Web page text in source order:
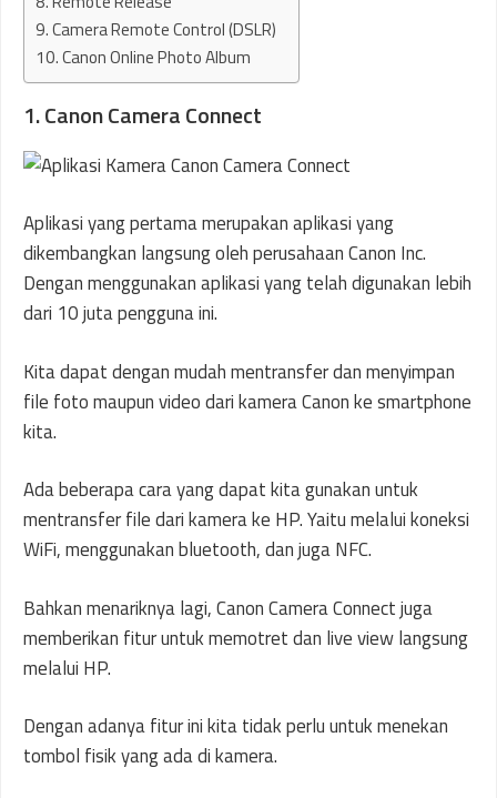
9. Camera Remote Control (DSLR)
10. Canon Online Photo Album
1. Canon Camera Connect
Aplikasi yang pertama merupakan aplikasi yang
dikembangkan langsung oleh perusahaan Canon Inc.
Dengan menggunakan aplikasi yang telah digunakan lebih
dari 10 juta pengguna ini.
Kita dapat dengan mudah mentransfer dan menyimpan
file foto maupun video dari kamera Canon ke smartphone
kita.
Ada beberapa cara yang dapat kita gunakan untuk
mentransfer file dari kamera ke HP. Yaitu melalui koneksi
WiFi, menggunakan bluetooth, dan juga NFC.
Bahkan menariknya lagi, Canon Camera Connect juga
memberikan fitur untuk memotret dan live view langsung
melalui HP.
Dengan adanya fitur ini kita tidak perlu untuk menekan
tombol fisik yang ada di kamera.